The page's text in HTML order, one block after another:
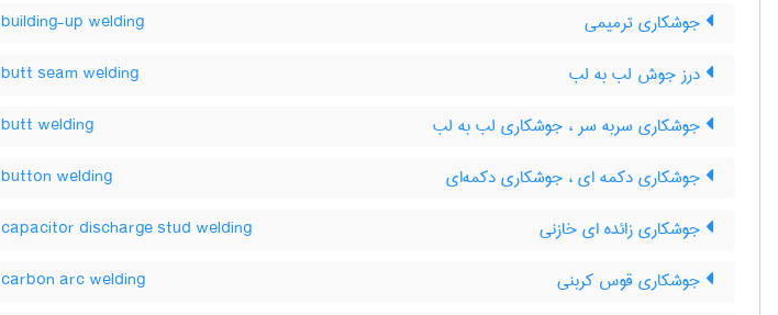
جوشکاری ترمیمی building-up welding
درز جوش لب به لب butt seam welding
جوشکاری سربه سر ، جوشکاری لب به لب butt welding
جوشکاری دکمه ای ، جوشکاری دکمه‌ای button welding
جوشکاری زائده ای خازنی capacitor discharge stud welding
جوشکاری قوس کربنی carbon arc welding